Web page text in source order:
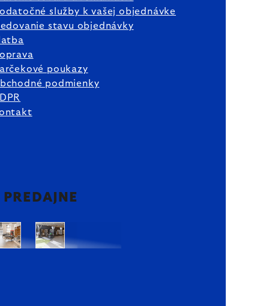
služby k vašej objednávke
stavu objednávky
poukazy
podmienky
PREDAJNE